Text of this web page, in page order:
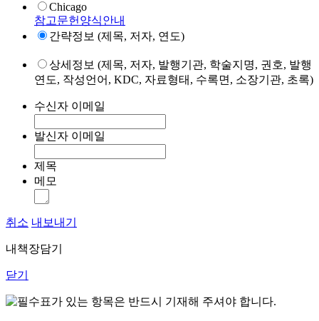
Chicago
참고문헌양식안내
간략정보 (제목, 저자, 연도)
상세정보 (제목, 저자, 발행기관, 학술지명, 권호, 발행
연도, 작성언어, KDC, 자료형태, 수록면, 소장기관, 초록)
수신자 이메일
발신자 이메일
제목
메모
취소 내보내기
내책장담기
닫기
표가 있는 항목은 반드시 기재해 주셔야 합니다.